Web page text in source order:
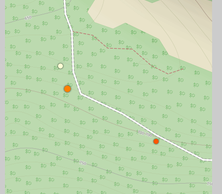
Horror paradise
5c+ 10–15m 
DDT
5b+ 10–15m 
FINE ELENCO